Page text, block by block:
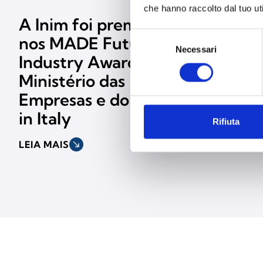
che hanno raccolto dal tuo
del
consenso
Necessari
Rifiuta
A Inim foi premiada
nos MADE Future
Industry Awards pelo
Ministério das
Empresas e do Made
in Italy
LEIA MAIS south_east
A Inim
parte da
LEIA MAIS